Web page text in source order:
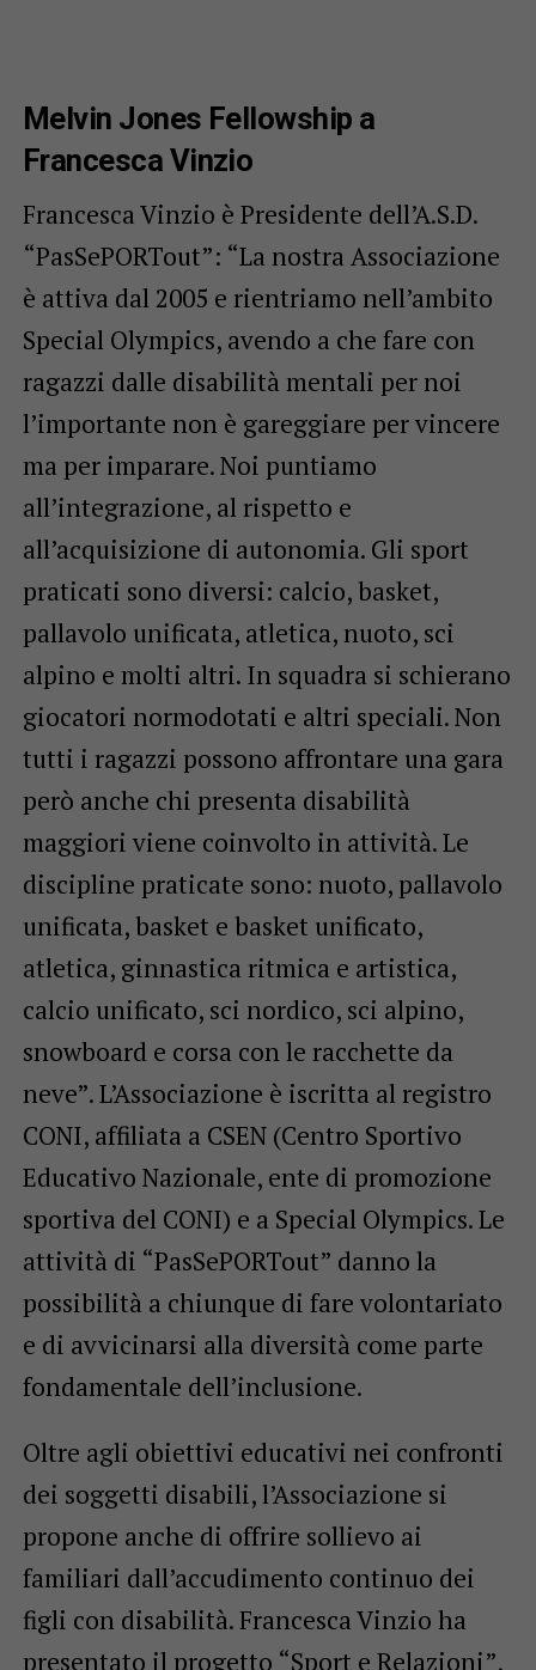
Melvin Jones Fellowship a
Francesca Vinzio
Francesca Vinzio è Presidente dell’A.S.D.
“PasSePORTout”: “La nostra Associazione
è attiva dal 2005 e rientriamo nell’ambito
Special Olympics, avendo a che fare con
ragazzi dalle disabilità mentali per noi
l’importante non è gareggiare per vincere
ma per imparare. Noi puntiamo
all’integrazione, al rispetto e
all’acquisizione di autonomia. Gli sport
praticati sono diversi: calcio, basket,
pallavolo unificata, atletica, nuoto, sci
alpino e molti altri. In squadra si schierano
giocatori normodotati e altri speciali. Non
tutti i ragazzi possono affrontare una gara
però anche chi presenta disabilità
maggiori viene coinvolto in attività. Le
discipline praticate sono: nuoto, pallavolo
unificata, basket e basket unificato,
atletica, ginnastica ritmica e artistica,
calcio unificato, sci nordico, sci alpino,
snowboard e corsa con le racchette da
neve”. L’Associazione è iscritta al registro
CONI, affiliata a CSEN (Centro Sportivo
Educativo Nazionale, ente di promozione
sportiva del CONI) e a Special Olympics. Le
attività di “PasSePORTout” danno la
possibilità a chiunque di fare volontariato
e di avvicinarsi alla diversità come parte
fondamentale dell’inclusione.
Oltre agli obiettivi educativi nei confronti
dei soggetti disabili, l’Associazione si
propone anche di offrire sollievo ai
familiari dall’accudimento continuo dei
figli con disabilità. Francesca Vinzio ha
presentato il progetto “Sport e Relazioni”,